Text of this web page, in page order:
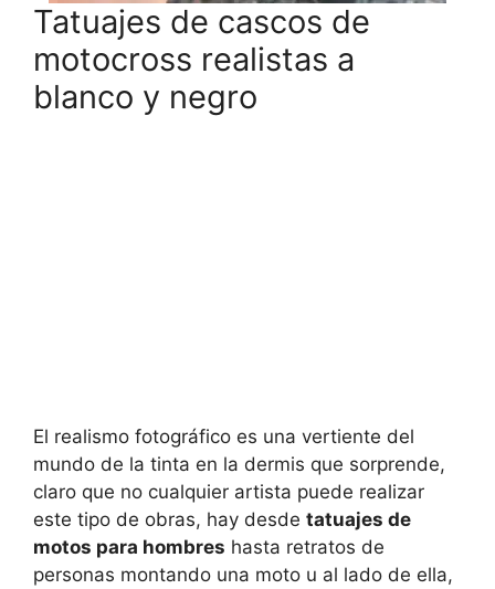
Tatuajes de cascos de
motocross realistas a
blanco y negro
El realismo fotográfico es una vertiente del
mundo de la tinta en la dermis que sorprende,
claro que no cualquier artista puede realizar
este tipo de obras, hay desde tatuajes de
motos para hombres hasta retratos de
personas montando una moto u al lado de ella,